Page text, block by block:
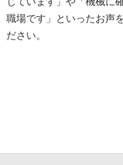
職場です」といったお声
ださい。